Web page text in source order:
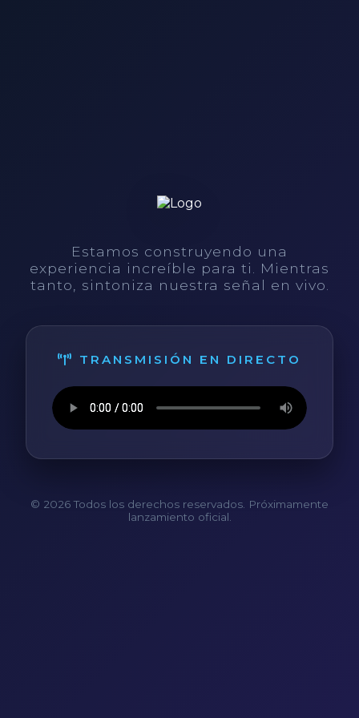
Estamos construyendo una
experiencia increíble para ti. Mientras
tanto, sintoniza nuestra señal en vivo.
TRANSMISIÓN EN DIRECTO
© 2026 Todos los derechos reservados. Próximamente
lanzamiento oficial.